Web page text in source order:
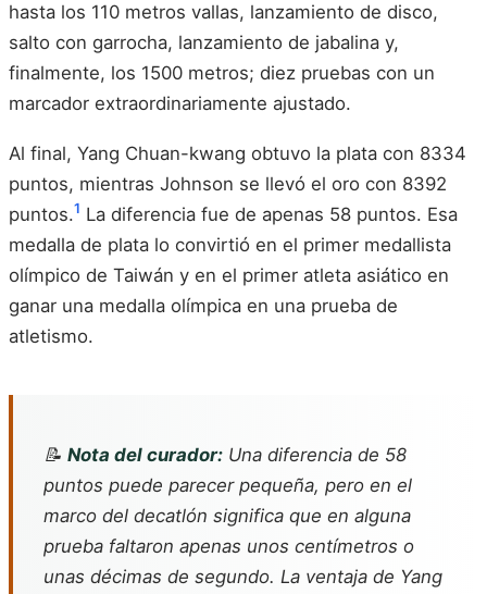
hasta los 110 metros vallas, lanzamiento de disco,
salto con garrocha, lanzamiento de jabalina y,
finalmente, los 1500 metros; diez pruebas con un
marcador extraordinariamente ajustado.
Al final, Yang Chuan-kwang obtuvo la plata con 8334
puntos, mientras Johnson se llevó el oro con 8392
puntos.1 La diferencia fue de apenas 58 puntos. Esa
medalla de plata lo convirtió en el primer medallista
olímpico de Taiwán y en el primer atleta asiático en
ganar una medalla olímpica en una prueba de
atletismo.
📝 Nota del curador: Una diferencia de 58
puntos puede parecer pequeña, pero en el
marco del decatlón significa que en alguna
prueba faltaron apenas unos centímetros o
unas décimas de segundo. La ventaja de Yang